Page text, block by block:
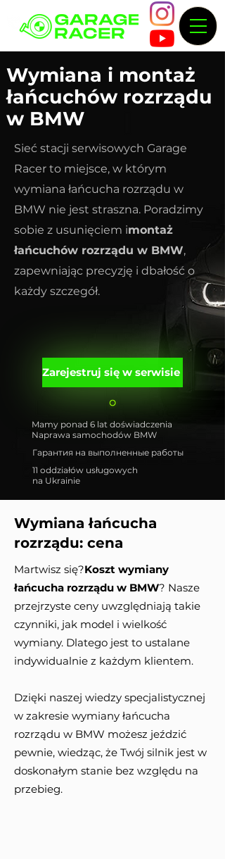
Wymiana i montaż
łańcuchów rozrządu
w BMW
Sieć stacji serwisowych Garage
Racer to miejsce, w którym
wymiana łańcucha rozrządu w
BMW nie jest straszna. Poradzimy
sobie z usunięciem imontaż
łańcuchów rozrządu w BMW,
zapewniając precyzję i dbałość o
każdy szczegół.
Zarejestruj się w serwisie
Mamy ponad 6 lat doświadczenia
Naprawa samochodów BMW
Гарантия на выполненные работы
11 oddziałów usługowych
na Ukrainie
Wymiana łańcucha
rozrządu: cena
Martwisz się?Koszt wymiany
łańcucha rozrządu w BMW? Nasze
przejrzyste ceny uwzględniają takie
czynniki, jak model i wielkość
wymiany. Dlatego jest to ustalane
indywidualnie z każdym klientem.
Dzięki naszej wiedzy specjalistycznej
w zakresie wymiany łańcucha
rozrządu w BMW możesz jeździć
pewnie, wiedząc, że Twój silnik jest w
doskonałym stanie bez względu na
przebieg.